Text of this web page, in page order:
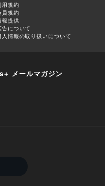
用規約
員規約
報提供
告について
人情報の取り扱いについて
メールマガジン